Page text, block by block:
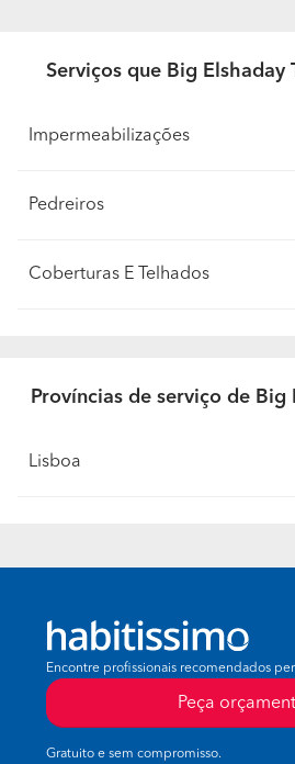
Serviços que Big Elshaday
Impermeabilizações
Pedreiros
Coberturas E Telhados
Províncias de serviço de Big
Lisboa
Encontre profissionais recomendados
Peça
Gratuito e sem compromisso.